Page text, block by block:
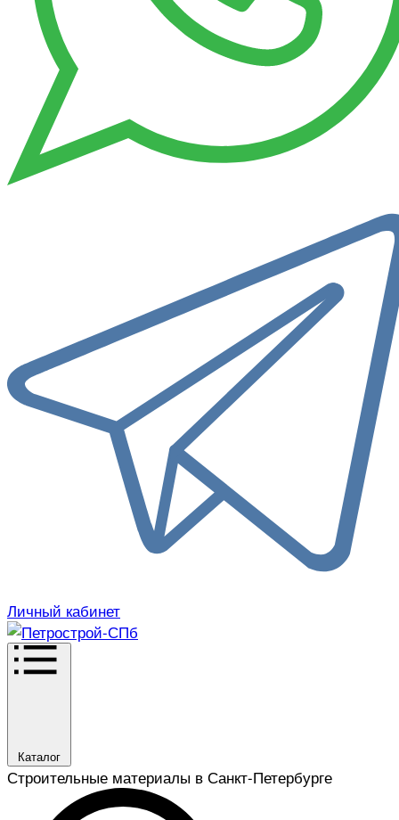
Личный кабинет
Каталог
Строительные материалы в Санкт-Петербурге